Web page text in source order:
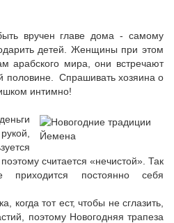
вручен главе дома - самому
детей. Женщины при этом
арабского мира, они встречают
половине. Спрашивать хозяина о
интимно!
считается «нечистой». Так
постоянно себя
когда тот ест, чтобы не сглазить,
поэтому Новогодняя трапеза